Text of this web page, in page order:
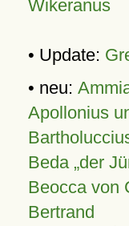
Wikeranus
• Update:
• neu:
Apollonius
Beda „der
Beocca von
Bertrand